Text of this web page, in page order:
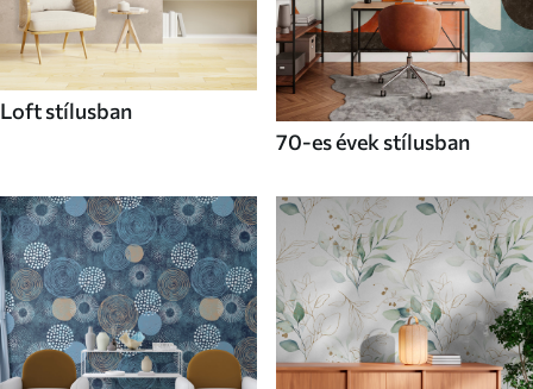
Loft stílusban
70-es évek stílusban